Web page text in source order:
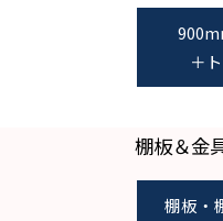
＋
棚板＆金
棚板・